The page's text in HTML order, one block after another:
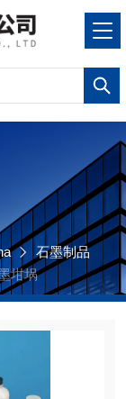
石墨制品
坩埚